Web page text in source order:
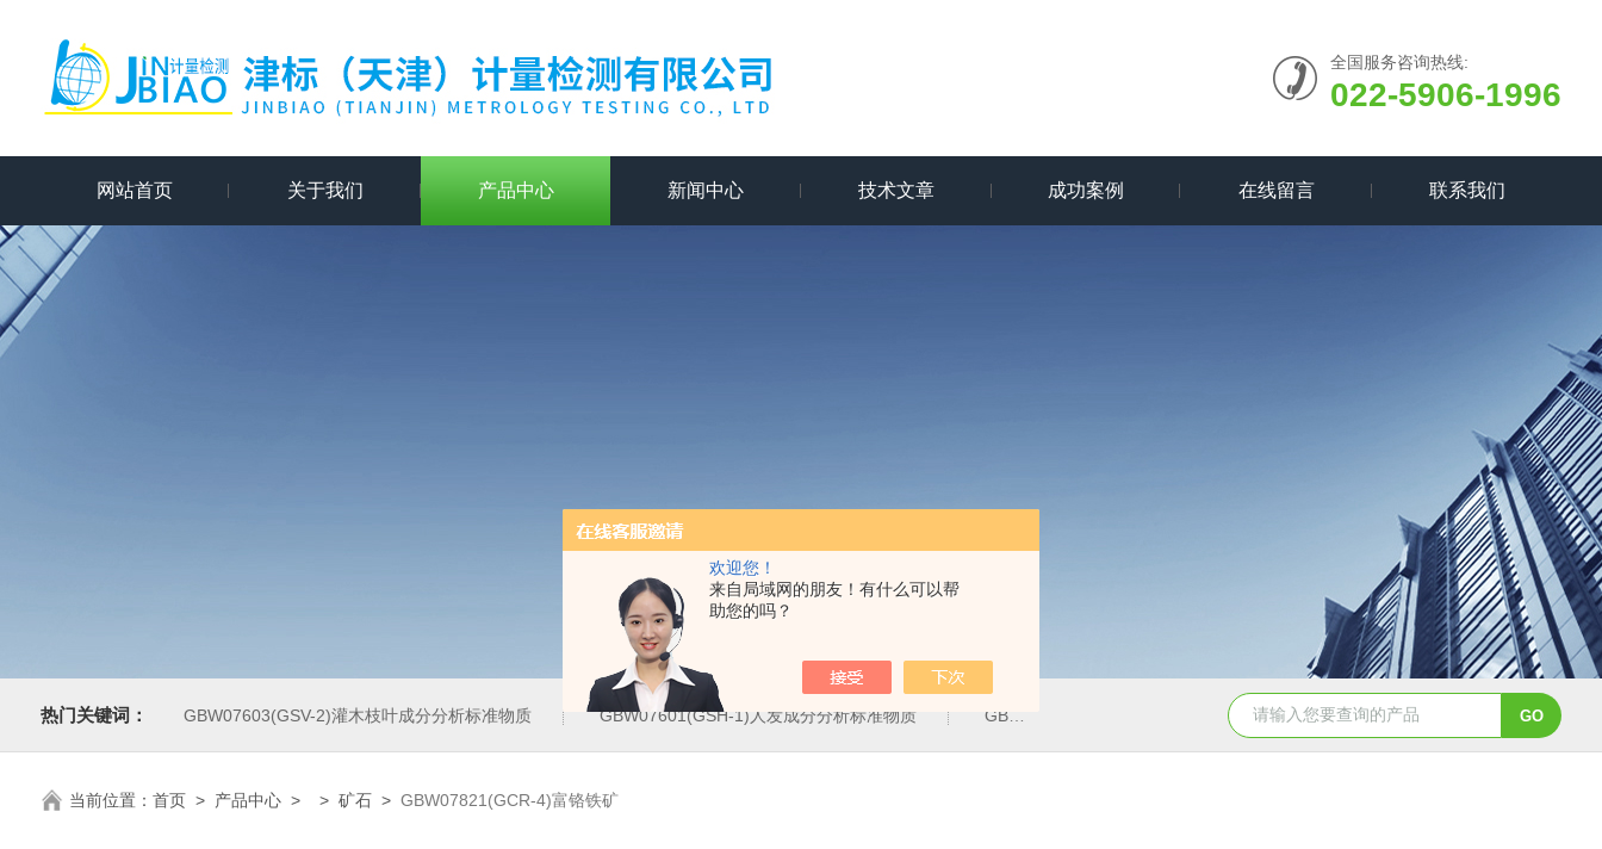
欢迎您！
来自局域网的朋友！有什么可以帮
助您的吗？
全国服务咨询热线:
022-5906-1996
网站首页 关于我们 产品中心 新闻中心 技术文章 成功案例 在线留言 联系我们
热门关键词： GBW07603(GSV-2)灌木枝叶成分分析标准物质 GBW07601(GSH-1)人发成分分析标准物质 GBW07342(GPt-10)铂族金属 GBW07341(GPt-9)铂族金属
当前位置： 首页> 产品中心> > 矿石> GBW07821(GCR-4)富铬铁矿